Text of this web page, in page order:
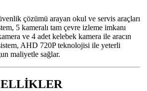
çözümü arayan okul ve servis araçları
5 kameralı tam çevre izleme imkanı
ve 4 adet kelebek kamera ile aracın
sistem, AHD 720P teknolojisi ile yeterli
maliyetle sağlar.